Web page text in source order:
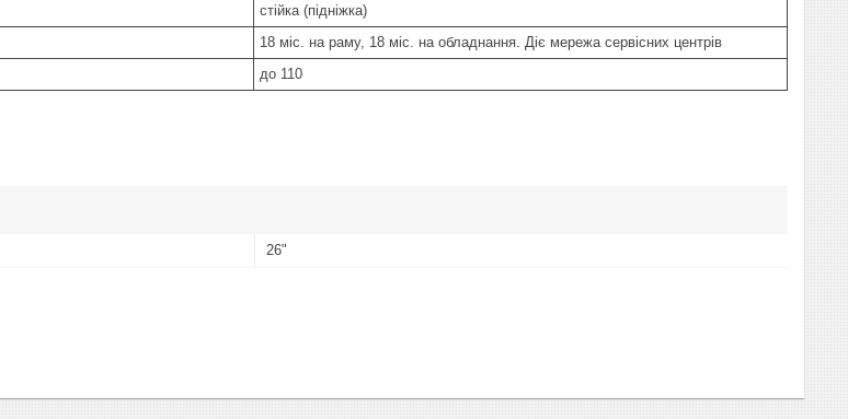
стійка (підніжка)
18 міс. на раму, 18 міс. на обладнання. Діє мережа сервісних центрів
до 110
26"